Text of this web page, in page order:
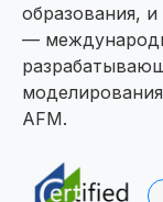
образования, и
—
AFM.
Подробнее